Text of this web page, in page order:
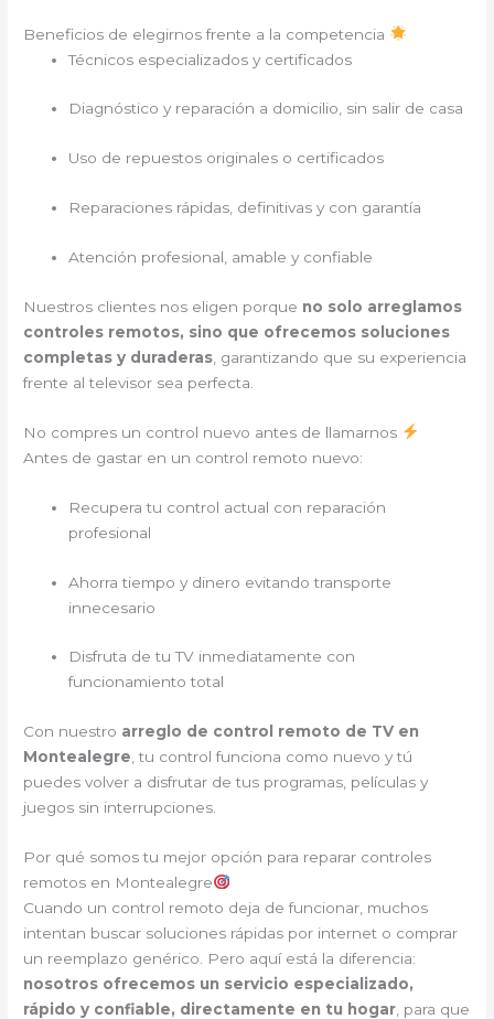
Beneficios de elegirnos frente a la competencia
Técnicos especializados y certificados
Diagnóstico y reparación a domicilio, sin salir de casa
Uso de repuestos originales o certificados
Reparaciones rápidas, definitivas y con garantía
Atención profesional, amable y confiable
Nuestros clientes nos eligen porque no solo arreglamos
controles remotos, sino que ofrecemos soluciones
completas y duraderas , garantizando que su experiencia
frente al televisor sea perfecta.
No compres un control nuevo antes de llamarnos
Antes de gastar en un control remoto nuevo:
Recupera tu control actual con reparación
profesional
Ahorra tiempo y dinero evitando transporte
innecesario
Disfruta de tu TV inmediatamente con
funcionamiento total
Con nuestro arreglo de control remoto de TV en
Montealegre, tu control funciona como nuevo y tú
puedes volver a disfrutar de tus programas, películas y
juegos sin interrupciones.
Por qué somos tu mejor opción para reparar controles
remotos en Montealegre
Cuando un control remoto deja de funcionar, muchos
intentan buscar soluciones rápidas por internet o comprar
un reemplazo genérico. Pero aquí está la diferencia:
nosotros ofrecemos un servicio especializado,
rápido y confiable, directamente en tu hogar , para que